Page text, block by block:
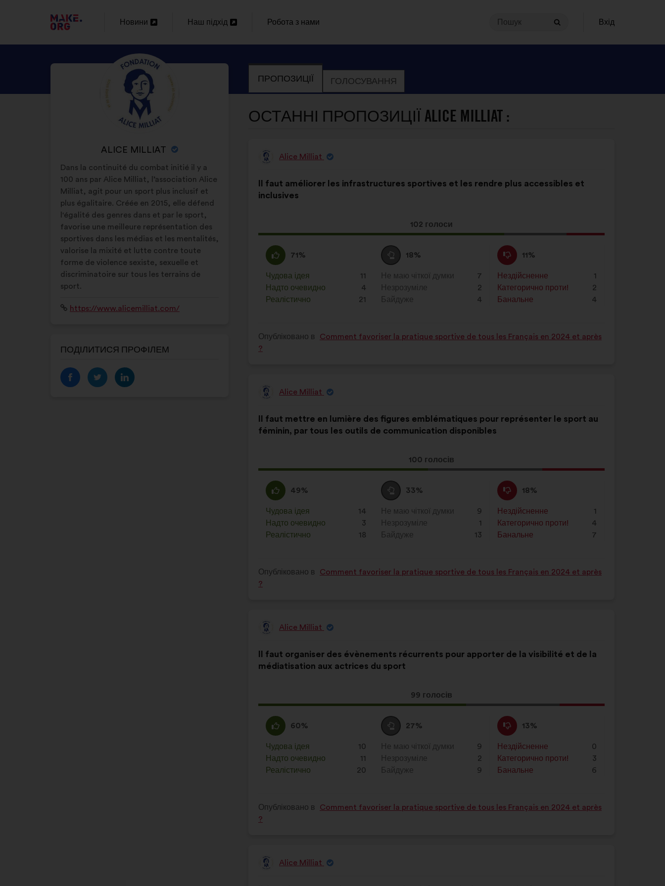
ПЕРЕЙТИ
НА
ГОЛОВНУ
СТОРІНКУ
MAKE.ORG
Новини
новій
вкладці
Наш підхід
Робота з нами
Для
пошуку
містити
поле
на
кнопку
«Пошук»
Пошук
Пошук
Вхід
ПЕРЕГЛЯНУТИ
ПРОФІЛЬ
ALICE
MILLIAT
НАЗВА
ОРГАНІЗАЦІЇ:
ALICE MILLIAT
Біографія:
Dans la continuité du combat initié il y a
100 ans par Alice Milliat, l’association Alice
Milliat, agit pour un sport plus inclusif et
plus égalitaire. Créée en 2015, elle défend
l'égalité des genres dans et par le sport,
favorise une meilleure représentation des
sportives dans les médias et les mentalités,
valorise la mixité et lutte contre toute
forme de violence sexiste, sexuelle et
discriminatoire sur tous les terrains de
sport.
Вебсайт:
https://www.alicemilliat.com/
ПОДІЛИТИСЯ ПРОФІЛЕМ
ПРОПОЗИЦІЇ ГОЛОСУВАННЯ
ОСТАННІ ПРОПОЗИЦІЇ ALICE MILLIAT :
Пропозиція
Alice Milliat
пропозиції:
Il faut améliorer les infrastructures sportives et les rendre plus accessibles et
inclusives
Ця
пропозиція
102 голоси
розподілом:
За
:
71%
Ця
пропозиція
була
оцінена
Чудова ідея
: 11
разів
Надто очевидно
: 4
разів
Реалістично
: 21
разів
Утримуюся
:
18%
Ця
пропозиція
була
оцінена
Не маю чіткої думки
: 7
разів
Незрозуміле
: 2
разів
Байдуже
: 4
разів
Проти
:
11%
Ця
пропозиція
була
оцінена
Нездійсненне
: 1
разів
Категорично проти!
: 2
разів
Банальне
: 4
разів
Опубліковано в
Comment favoriser la pratique sportive de tous les Français en 2024 et après
?
Пропозиція
Alice Milliat
пропозиції:
Il faut mettre en lumière des figures emblématiques pour représenter le sport au
féminin, par tous les outils de communication disponibles
Ця
пропозиція
100 голосів
розподілом:
За
:
49%
Ця
пропозиція
була
оцінена
Чудова ідея
: 14
разів
Надто очевидно
: 3
разів
Реалістично
: 18
разів
Утримуюся
:
33%
Ця
пропозиція
була
оцінена
Не маю чіткої думки
: 9
разів
Незрозуміле
: 1
разів
Байдуже
: 13
разів
Проти
:
18%
Ця
пропозиція
була
оцінена
Нездійсненне
: 1
разів
Категорично проти!
: 4
разів
Банальне
: 7
разів
Опубліковано в
Comment favoriser la pratique sportive de tous les Français en 2024 et après
?
Пропозиція
Alice Milliat
пропозиції:
Il faut organiser des évènements récurrents pour apporter de la visibilité et de la
médiatisation aux actrices du sport
Ця
пропозиція
99 голосів
розподілом:
За
:
60%
Ця
пропозиція
була
оцінена
Чудова ідея
: 10
разів
Надто очевидно
: 11
разів
Реалістично
: 20
разів
Утримуюся
:
27%
Ця
пропозиція
була
оцінена
Не маю чіткої думки
: 9
разів
Незрозуміле
: 2
разів
Байдуже
: 9
разів
Проти
:
13%
Ця
пропозиція
була
оцінена
Нездійсненне
: 0
разів
Категорично проти!
: 3
разів
Банальне
: 6
разів
Опубліковано в
Comment favoriser la pratique sportive de tous les Français en 2024 et après
?
Пропозиція
Alice Milliat